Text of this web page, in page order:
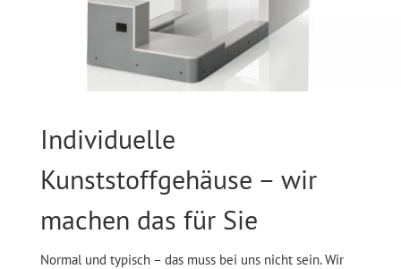
Individuelle
Kunststoffgehäuse – wir
machen das für Sie
Normal und typisch – das muss bei uns nicht sein. Wir